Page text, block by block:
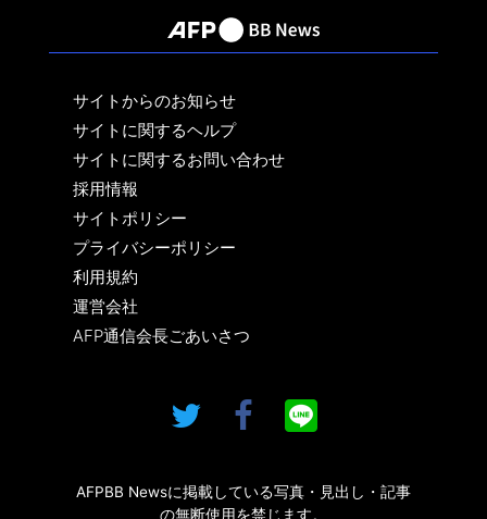
サイトからのお知らせ
サイトに関するヘルプ
サイトに関するお問い合わせ
採用情報
サイトポリシー
プライバシーポリシー
利用規約
運営会社
AFP通信会長ごあいさつ
AFPBB Newsに掲載している写真・見出し・記事
の無断使用を禁じます。